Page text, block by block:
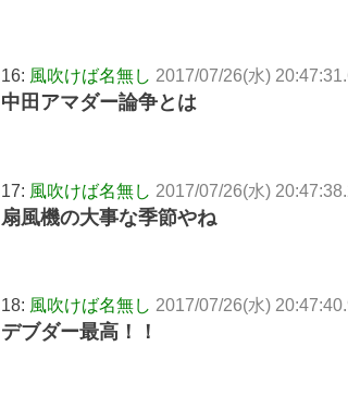
16: 風吹けば名無し 2017/07/26(水)
中田アマダー論争とは
17: 風吹けば名無し 2017/07/26(水)
扇風機の大事な季節やね
18: 風吹けば名無し 2017/07/26(水)
デブダー最高！！